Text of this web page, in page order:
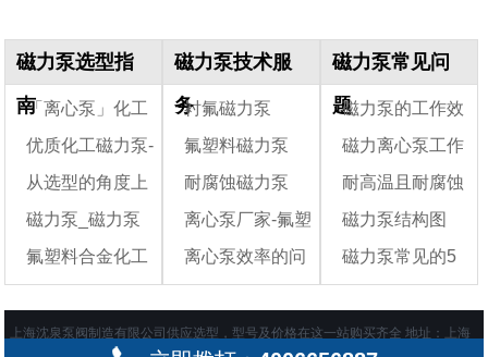
磁力泵选型指
南「离心泵」化工
行业常见的三种离
心泵的选型方法
优质化工磁力泵-
CQ磁力泵
从选型的角度上
看屏蔽泵和磁力泵
区别和优缺点
磁力泵_磁力泵
类型氟塑料合金化工
合金磁力泵结构图
磁力泵技术服
务衬氟磁力泵
氟塑料磁力泵
——耐腐蚀磁力泵
耐腐蚀磁力泵
离心泵厂家-氟塑
料自吸磁力泵-ZMD
离心泵效率的问
磁力泵常见问
题磁力泵的工作效
率一般是多少?
磁力离心泵工作
原理及结构特性
耐高温且耐腐蚀
的泵有哪些?
磁力泵结构图
磁力泵常见的5
上海沈泉泵阀制造有限公司供应选型，型号及价格在这一站购买齐全 地址：上海